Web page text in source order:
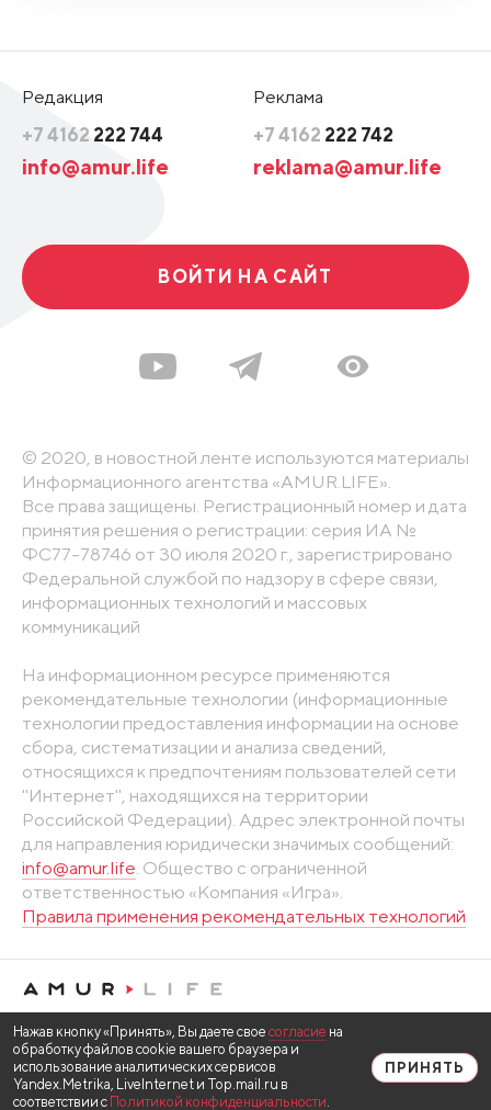
Редакция
+7 4162 222 744
info@amur.life
Реклама
+7 4162 222 742
reklama@amur.life
ВОЙТИ НА САЙТ
© 2020, в новостной ленте используются материалы
Информационного агентства «AMUR.LIFE».
Все права защищены. Регистрационный номер и дата
принятия решения о регистрации: серия ИА №
ФС77-78746 от 30 июля 2020 г., зарегистрировано
Федеральной службой по надзору в сфере связи,
информационных технологий и массовых
коммуникаций
На информационном ресурсе применяются
рекомендательные технологии (информационные
технологии предоставления информации на основе
сбора, систематизации и анализа сведений,
относящихся к предпочтениям пользователей сети
"Интернет", находящихся на территории
Российской Федерации). Адрес электронной почты
для направления юридически значимых сообщений:
info@amur.life. Общество с ограниченной
ответственностью «Компания «Игра».
Правила применения рекомендательных технологий
Нажав кнопку «Принять», Вы даете свое согласие на
обработку файлов cookie вашего браузера и
использование аналитических сервисов
Yandex.Metrika, LiveInternet и Top.mail.ru в
соответствии с Политикой конфиденциальности.
ПРИНЯТЬ